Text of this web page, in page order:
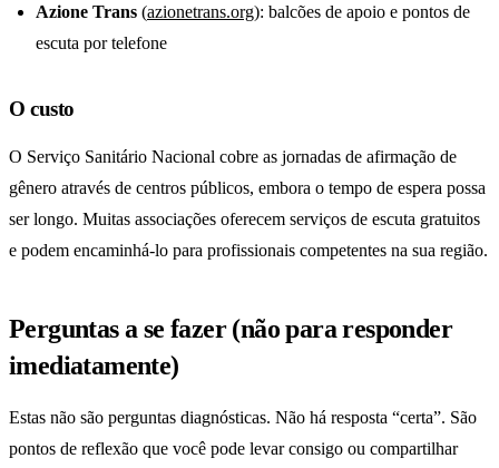
Azione Trans (azionetrans.org): balcões de apoio e pontos de
escuta por telefone
O custo
O Serviço Sanitário Nacional cobre as jornadas de afirmação de
gênero através de centros públicos, embora o tempo de espera possa
ser longo. Muitas associações oferecem serviços de escuta gratuitos
e podem encaminhá-lo para profissionais competentes na sua região.
Perguntas a se fazer (não para responder
imediatamente)
Estas não são perguntas diagnósticas. Não há resposta “certa”. São
pontos de reflexão que você pode levar consigo ou compartilhar